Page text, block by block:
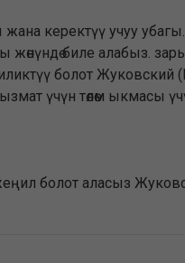
жана керектүү учуу
жөнүндө биле алабыз.
болот Жуковский
үчүн төлөм ыкмасы
болот аласыз